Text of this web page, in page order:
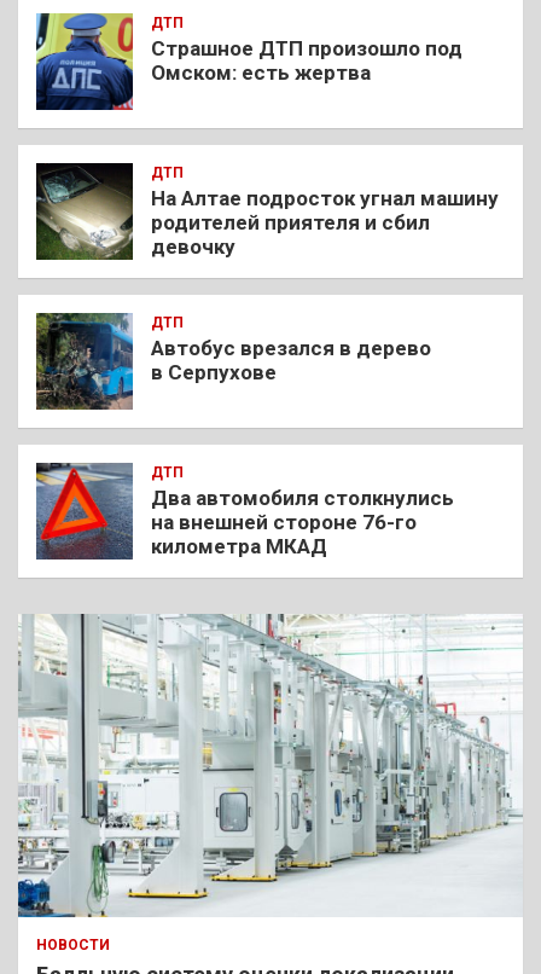
ДТП
Страшное ДТП произошло под
Омском: есть жертва
ДТП
На Алтае подросток угнал машину
родителей приятеля и сбил
девочку
ДТП
Автобус врезался в дерево
в Серпухове
ДТП
Два автомобиля столкнулись
на внешней стороне 76-го
километра МКАД
НОВОСТИ